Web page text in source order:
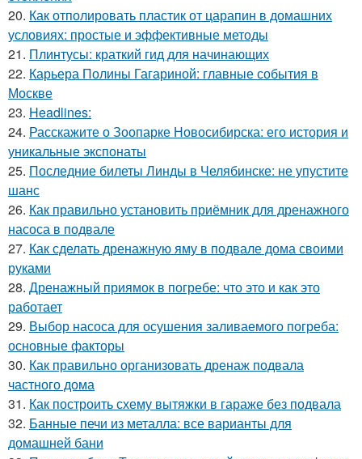
20. Как отполировать пластик от царапин в домашних
условиях: простые и эффективные методы
21. Плинтусы: краткий гид для начинающих
22. Карьера Полины Гагариной: главные события в
Москве
23. Headlines:
24. Расскажите о Зоопарке Новосибирска: его история и
уникальные экспонаты
25. Последние билеты Линды в Челябинске: не упустите
шанс
26. Как правильно установить приёмник для дренажного
насоса в подвале
27. Как сделать дренажную яму в подвале дома своими
руками
28. Дренажный приямок в погребе: что это и как это
работает
29. Выбор насоса для осушения заливаемого погреба:
основные факторы
30. Как правильно организовать дренаж подвала
частного дома
31. Как построить схему вытяжки в гараже без подвала
32. Банные печи из металла: все варианты для
домашней бани